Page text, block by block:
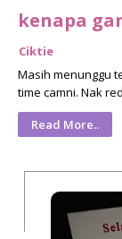
kenapa
Ciktie
Masih menunggu
time camni. Nak
Read More..